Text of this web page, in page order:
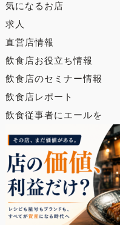
気になるお店
求人
直営店情報
飲食店お役立ち情報
飲食店のセミナー情報
飲食店レポート
飲食従事者にエールを